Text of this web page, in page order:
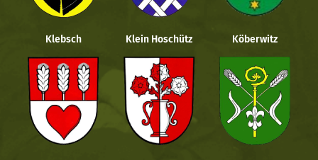
Klebsch Klein Hoschütz Köberwitz